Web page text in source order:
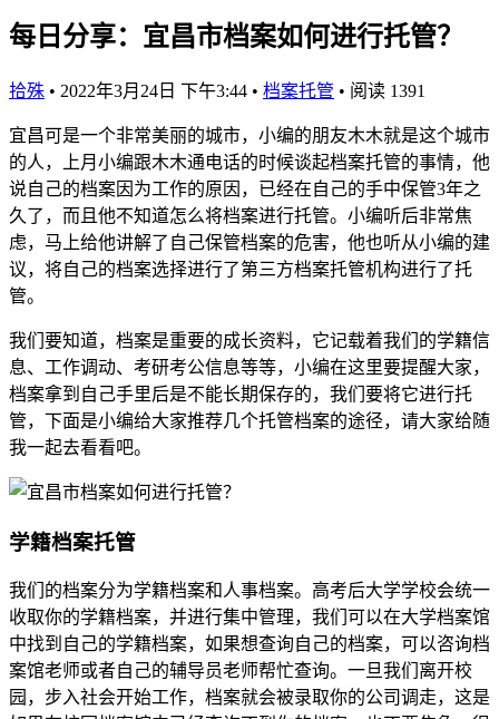
每日分享：宜昌市档案如何进行托管？
拾殊 • 2022年3月24日 下午3:44 • 档案托管 • 阅读 1391
宜昌可是一个非常美丽的城市，小编的朋友木木就是这个城市
的人，上月小编跟木木通电话的时候谈起档案托管的事情，他
说自己的档案因为工作的原因，已经在自己的手中保管3年之
久了，而且他不知道怎么将档案进行托管。小编听后非常焦
虑，马上给他讲解了自己保管档案的危害，他也听从小编的建
议，将自己的档案选择进行了第三方档案托管机构进行了托
管。
我们要知道，档案是重要的成长资料，它记载着我们的学籍信
息、工作调动、考研考公信息等等，小编在这里要提醒大家，
档案拿到自己手里后是不能长期保存的，我们要将它进行托
管，下面是小编给大家推荐几个托管档案的途径，请大家给随
我一起去看看吧。
学籍档案托管
我们的档案分为学籍档案和人事档案。高考后大学学校会统一
收取你的学籍档案，并进行集中管理，我们可以在大学档案馆
中找到自己的学籍档案，如果想查询自己的档案，可以咨询档
案馆老师或者自己的辅导员老师帮忙查询。一旦我们离开校
园，步入社会开始工作，档案就会被录取你的公司调走，这是